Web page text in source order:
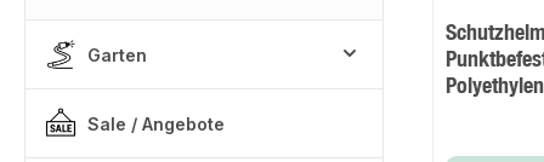
Garten
Sale / Angebote